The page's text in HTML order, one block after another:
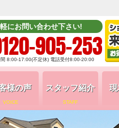
にお問い合わせ下さい!
905-253
8:00-17:00(不定休) 電話受付8:00-20:00
様の声
VOICE
スタッフ紹介
STAFF